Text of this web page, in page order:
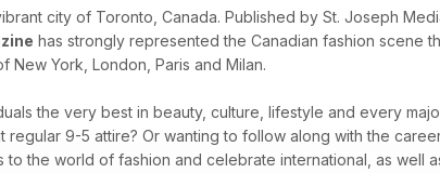
city of Toronto, Canada. Published by St. Joseph
has strongly represented the Canadian fashion scene
New York, London, Paris and Milan.
the very best in beauty, culture, lifestyle and every
9-5 attire? Or wanting to follow along with the
the world of fashion and celebrate international, as well